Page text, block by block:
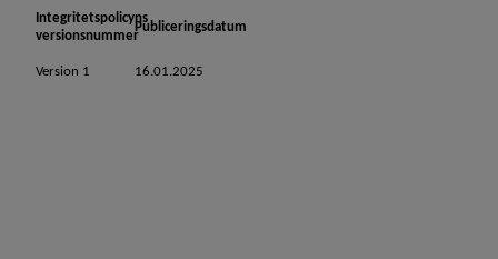
Integritetspolicyns
versionsnummer
Publiceringsdatum
Version 1 16.01.2025